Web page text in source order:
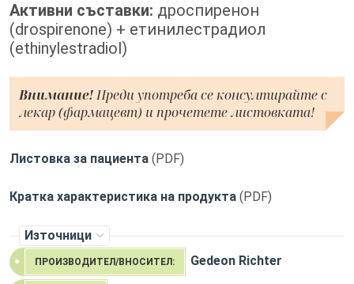
Активни съставки: дроспиренон
(drospirenone) + етинилестрадиол
(ethinylestradiol)
Внимание!Преди употреба се консултирайте с
лекар (фармацевт) и прочетете листовката!
Листовка за пациента (PDF)
Кратка характеристика на продукта (PDF)
Източници
ПРОИЗВОДИТЕЛ/ВНОСИТЕЛ: Gedeon Richter